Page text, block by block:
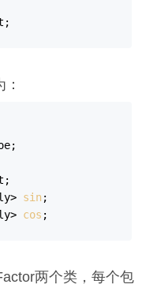
sin;
cos ;
两个类，每个包